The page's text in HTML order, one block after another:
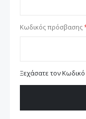
Κωδικός πρόσβασης
Ξεχάσατε τον Κωδικό